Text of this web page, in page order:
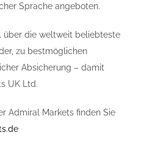
Sprache angeboten.
über die weltweit beliebteste
zu bestmöglichen
Absicherung – damit
UK Ltd.
Admiral Markets finden Sie